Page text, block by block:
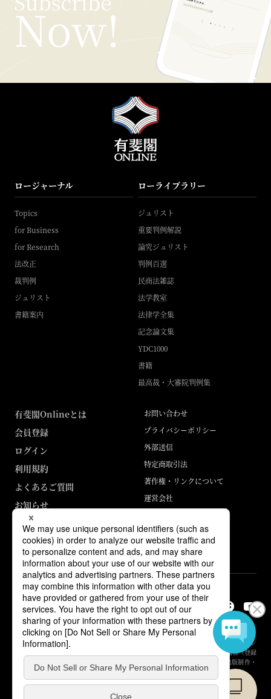
ロージャーナル
Topics
for Business
for Research
法改正
裁判例
ジュリスト
書籍案内
ローライブラリー
ジュリスト
重要判例解説
論究ジュリスト
判例百選
民商法雑誌
法学教室
法律学全集
記念論文集
YDC1000
書籍
最高裁・大審院判例集
有斐閣Onlineとは
会員登録
ログイン
利用規約
よくあるご質問
お知らせ
お問い合わせ
プライバシーポリシー
外部送信
特定商取引法
著作権・リンクについて
運営会社
ABJマークは、この電子書店・電子書籍配信サービスが、著作権者からコン
テンツ使用許諾を得た正規版配信サービスであることを示す登録商標（登録
番号 第6091713号）です。詳しくは［ABJマーク］または［電子出版制作・
流通協議会］で検索してください。